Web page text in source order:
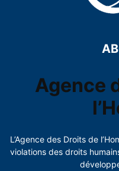
Agence
L’Agence des Droits de
violations des droits